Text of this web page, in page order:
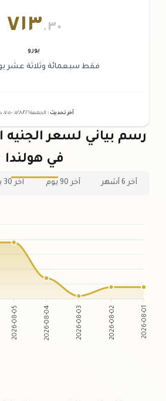
٧١٣.٣٠
يورو
فقط سبعمائة وثلاثة عشر
آخر تحديث : الجمعة ٠٧ /٠٨/٢٠٢٦ - ٠٧:٠٥
في هولندا
آخر 6 أشهر آخر 90 يوم آخر 30 يوم
2026-08-05 2026-08-04 2026-08-03 2026-08-02 2026-08-01